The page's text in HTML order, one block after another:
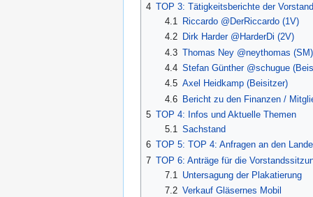
4 TOP 3: Tätigkeitsberichte der
4.1
Riccardo @DerRiccardo (1V)
4.2
Dirk Harder @HarderDi (2V)
4.3 Thomas Ney @neythomas (SM)
4.4 Stefan Günther @schugue
4.5 Axel Heidkamp (Beisitzer)
4.6
Bericht zu den Finanzen /
5 TOP 4: Infos und Aktuelle Themen
5.1 Sachstand
6 TOP 5: TOP 4: Anfragen an den
7 TOP 6: Anträge für die
7.1
Untersagung der Plakatierung
7.2 Verkauf Gläsernes Mobil